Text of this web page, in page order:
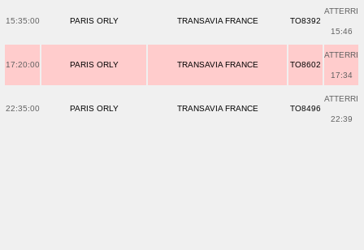
15:35:00 PARIS ORLY TRANSAVIA FRANCE TO8392
ATTERRI
15:46
17:20:00 PARIS ORLY TRANSAVIA FRANCE TO8602
ATTERRI
17:34
22:35:00 PARIS ORLY TRANSAVIA FRANCE TO8496
ATTERRI
22:39